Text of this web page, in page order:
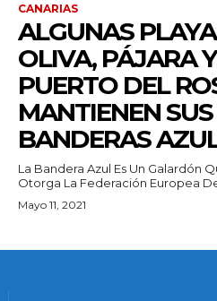
CANARIAS
ALGUNAS
OLIVA, PÁJARA Y
PUERTO DEL
MANTIENEN SUS
BANDERAS
La Bandera Azul Es Un Galardón
Otorga La Federación Europea
Mayo 11, 2021